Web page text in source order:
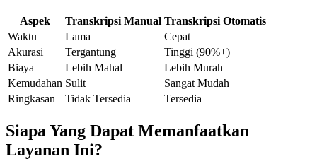
Aspek Transkripsi Manual Transkripsi Otomatis
Waktu
Lama
Cepat
Akurasi
Tergantung
Tinggi (90%+)
Biaya
Lebih Mahal
Lebih Murah
Kemudahan Sulit
Sangat Mudah
Ringkasan
Tidak Tersedia Tersedia
Siapa Yang Dapat Memanfaatkan
Layanan Ini?